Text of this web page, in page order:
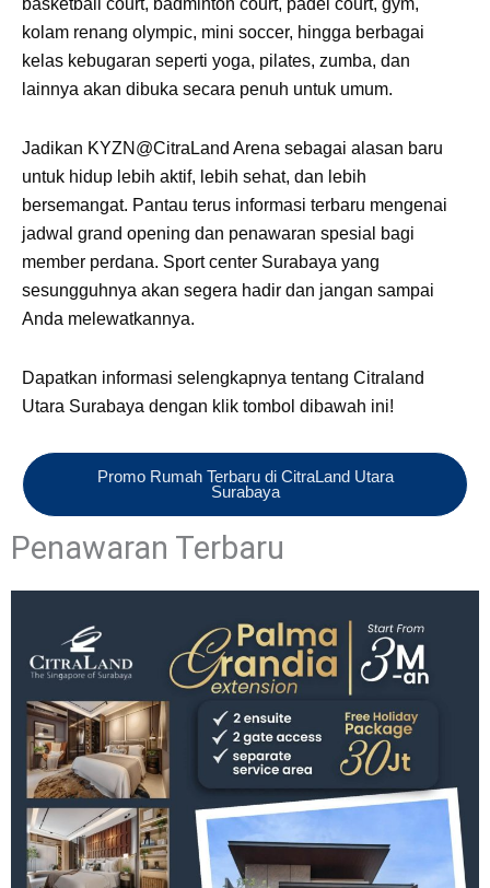
basketball court, badminton court, padel court, gym,
kolam renang olympic, mini soccer, hingga berbagai
kelas kebugaran seperti yoga, pilates, zumba, dan
lainnya akan dibuka secara penuh untuk umum.
Jadikan KYZN@CitraLand Arena sebagai alasan baru
untuk hidup lebih aktif, lebih sehat, dan lebih
bersemangat. Pantau terus informasi terbaru mengenai
jadwal grand opening dan penawaran spesial bagi
member perdana. Sport center Surabaya yang
sesungguhnya akan segera hadir dan jangan sampai
Anda melewatkannya.
Dapatkan informasi selengkapnya tentang Citraland
Utara Surabaya dengan klik tombol dibawah ini!
Promo Rumah Terbaru di CitraLand Utara
Surabaya
Penawaran Terbaru